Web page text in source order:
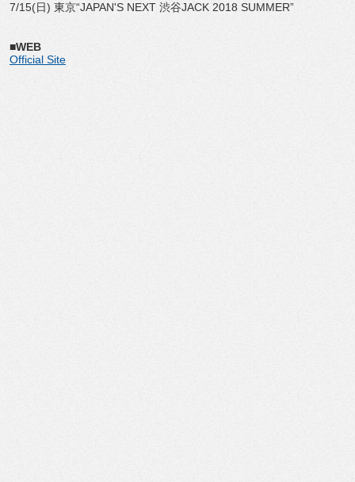
7/15(日) 東京“JAPAN'S NEXT 渋谷JACK 2018 SUMMER”
■WEB
Official Site